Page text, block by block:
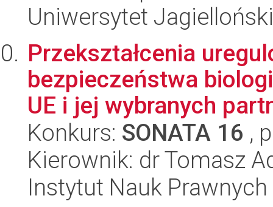
Uniwersytet Jagielloński
Przekształcenia
bezpieczeństwa
UE i jej wybranych
Konkurs: SONATA 16 ,
Kierownik: dr Tomasz
Instytut Nauk Prawnych